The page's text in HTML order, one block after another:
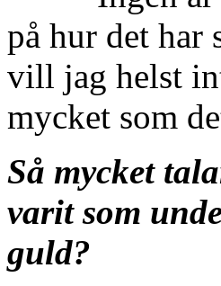
på hur det har
vill jag helst
mycket som
Så mycket
varit som
guld?